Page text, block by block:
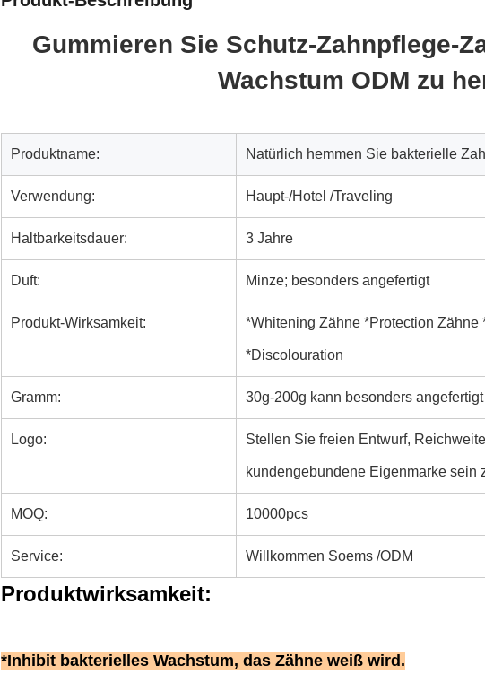
Gummieren Sie Schutz-Zahnpflege-
Wachstum ODM zu
Produktname: Natürlich hemmen Sie bakterielle
Verwendung: Haupt-/Hotel /Traveling
Haltbarkeitsdauer: 3 Jahre
Duft: Minze; besonders angefertigt
Produkt-Wirksamkeit: *Whitening Zähne *Protection Zähne
*Discolouration
Gramm: 30g-200g kann besonders angefertigt
Logo: Stellen Sie freien Entwurf,
kundengebundene Eigenmarke sein
MOQ: 10000pcs
Service: Willkommen Soems /ODM
Produktwirksamkeit:
*Inhibit bakterielles Wachstum, das Zähne weiß wird.